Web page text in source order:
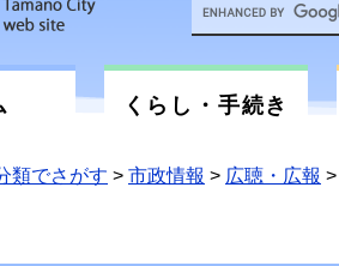
カ
タ
ム
くらし・手続き
類でさがす > 市政情報 > 広聴・広報 >